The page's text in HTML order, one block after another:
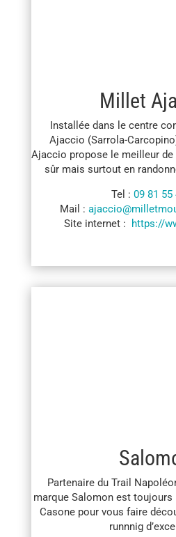
Millet
Installée dans le centre
Ajaccio (Sarrola-
Ajaccio propose le meilleur
sûr mais surtout en
Tel : 09 81 55
Mail :
Site internet : https://
Partenaire du Trail
marque Salomon est
Casone pour vous faire
runnnig